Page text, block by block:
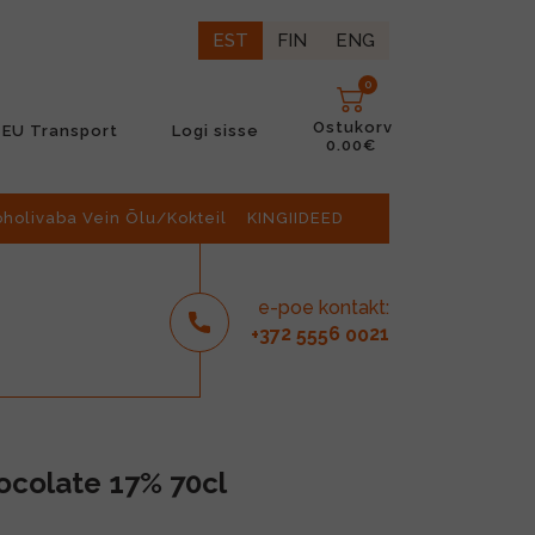
EST FIN ENG
EU Transport Logi sisse
0
Ostukorv
0.00€
Vein Õlu/Kokteil KINGIIDEED
e-poe kontakt:
+372 5556 0021
17% 70cl